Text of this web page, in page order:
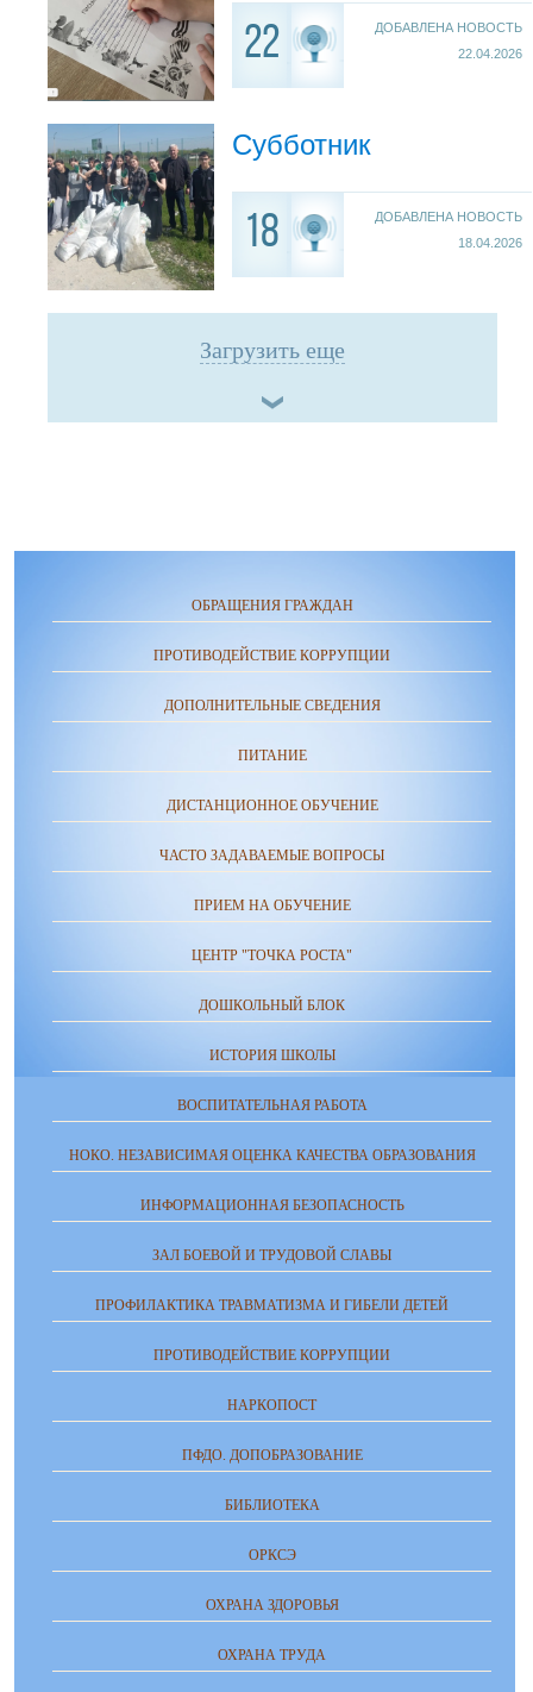
22
ДОБАВЛЕНА НОВОСТЬ
22.04.2026
Субботник
18
ДОБАВЛЕНА НОВОСТЬ
18.04.2026
Загрузить еще
ОБРАЩЕНИЯ ГРАЖДАН
ПРОТИВОДЕЙСТВИЕ КОРРУПЦИИ
ДОПОЛНИТЕЛЬНЫЕ СВЕДЕНИЯ
ПИТАНИЕ
ДИСТАНЦИОННОЕ ОБУЧЕНИЕ
ЧАСТО ЗАДАВАЕМЫЕ ВОПРОСЫ
ПРИЕМ НА ОБУЧЕНИЕ
ЦЕНТР "ТОЧКА РОСТА"
ДОШКОЛЬНЫЙ БЛОК
ИСТОРИЯ ШКОЛЫ
ВОСПИТАТЕЛЬНАЯ РАБОТА
НОКО. НЕЗАВИСИМАЯ ОЦЕНКА КАЧЕСТВА ОБРАЗОВАНИЯ
ИНФОРМАЦИОННАЯ БЕЗОПАСНОСТЬ
ЗАЛ БОЕВОЙ И ТРУДОВОЙ СЛАВЫ
ПРОФИЛАКТИКА ТРАВМАТИЗМА И ГИБЕЛИ ДЕТЕЙ
ПРОТИВОДЕЙСТВИЕ КОРРУПЦИИ
НАРКОПОСТ
ПФДО. ДОПОБРАЗОВАНИЕ
БИБЛИОТЕКА
ОРКСЭ
ОХРАНА ЗДОРОВЬЯ
ОХРАНА ТРУДА